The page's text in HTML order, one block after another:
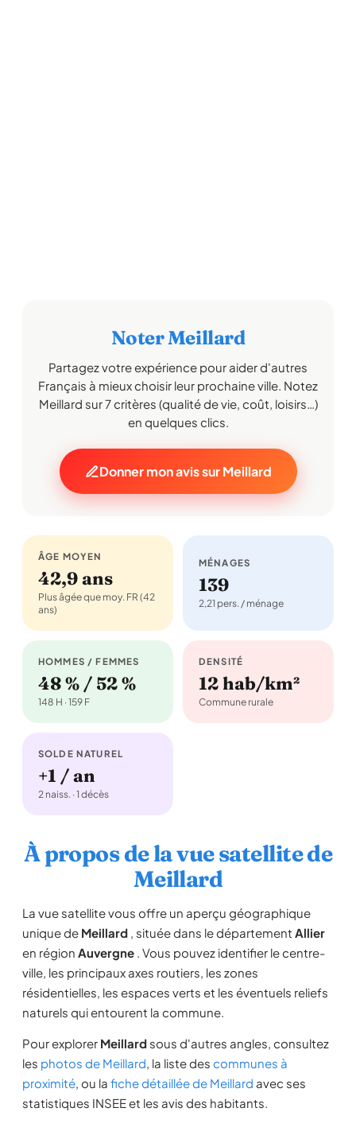
Noter Meillard
Partagez votre expérience pour aider d'autres
Français à mieux choisir leur prochaine ville. Notez
Meillard sur 7 critères (qualité de vie, coût, loisirs…)
en quelques clics.
Donner mon avis sur Meillard
ÂGE MOYEN
42,9 ans
Plus âgée que moy. FR (42
ans)
MÉNAGES
139
2,21 pers. / ménage
HOMMES / FEMMES
48 % / 52 %
148 H · 159 F
DENSITÉ
12 hab/km²
Commune rurale
SOLDE NATUREL
+1 / an
2 naiss. · 1 décès
À propos de la vue satellite de
Meillard
La vue satellite vous offre un aperçu géographique
unique de Meillard , située dans le département Allier
en région Auvergne . Vous pouvez identifier le centre-
ville, les principaux axes routiers, les zones
résidentielles, les espaces verts et les éventuels reliefs
naturels qui entourent la commune.
Pour explorer Meillard sous d'autres angles, consultez
les photos de Meillard, la liste des communes à
proximité, ou la fiche détaillée de Meillard avec ses
statistiques INSEE et les avis des habitants.